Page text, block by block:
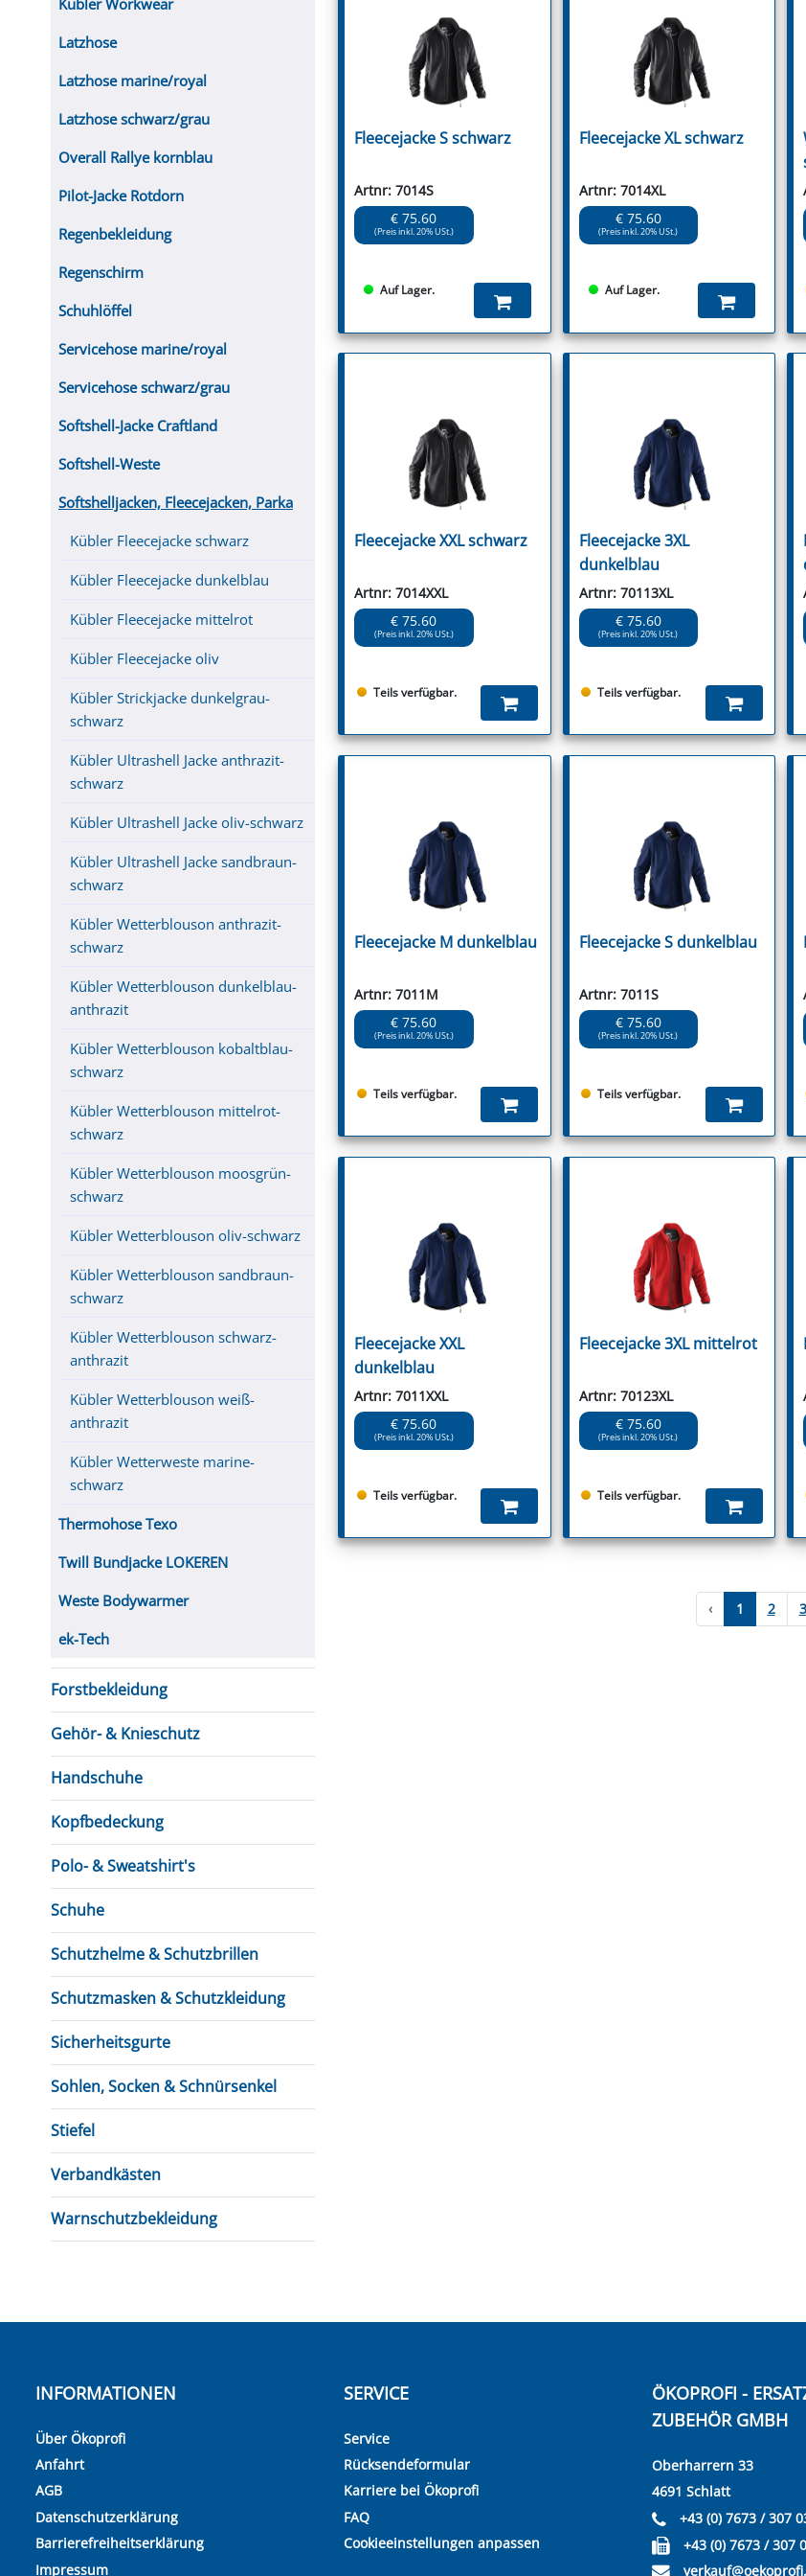
Latzhose
Latzhose marine/royal
Latzhose schwarz/grau
Overall Rallye kornblau
Pilot-Jacke Rotdorn
Regenbekleidung
Regenschirm
Schuhlöffel
Servicehose marine/royal
Servicehose schwarz/grau
Softshell-Jacke Craftland
Softshell-Weste
Softshelljacken, Fleecejacken, Parka
Kübler Fleecejacke schwarz
Kübler Fleecejacke dunkelblau
Kübler Fleecejacke mittelrot
Kübler Fleecejacke oliv
Kübler Strickjacke dunkelgrau-
schwarz
Kübler Ultrashell Jacke anthrazit-
schwarz
Kübler Ultrashell Jacke oliv-schwarz
Kübler Ultrashell Jacke sandbraun-
schwarz
Kübler Wetterblouson anthrazit-
schwarz
Kübler Wetterblouson dunkelblau-
anthrazit
Kübler Wetterblouson kobaltblau-
schwarz
Kübler Wetterblouson mittelrot-
schwarz
Kübler Wetterblouson moosgrün-
schwarz
Kübler Wetterblouson oliv-schwarz
Kübler Wetterblouson sandbraun-
schwarz
Kübler Wetterblouson schwarz-
anthrazit
Kübler Wetterblouson weiß-
anthrazit
Kübler Wetterweste marine-
schwarz
Thermohose Texo
Twill Bundjacke LOKEREN
Weste Bodywarmer
ek-Tech
Forstbekleidung
Gehör- & Knieschutz
Handschuhe
Kopfbedeckung
Polo- & Sweatshirt's
Schuhe
Schutzhelme & Schutzbrillen
Schutzmasken & Schutzkleidung
Sicherheitsgurte
Sohlen, Socken & Schnürsenkel
Stiefel
Verbandkästen
Warnschutzbekleidung
Fleecejacke S schwarz
Artnr: 7014S
€ 75.60
(Preis inkl. 20% USt.)
Auf Lager.
Fleecejacke XL schwarz
Artnr: 7014XL
€ 75.60
(Preis inkl. 20% USt.)
Auf Lager.
Fleecejacke XXL schwarz
Artnr: 7014XXL
€ 75.60
(Preis inkl. 20% USt.)
Teils verfügbar.
Fleecejacke 3XL
dunkelblau
Artnr: 70113XL
€ 75.60
(Preis inkl. 20% USt.)
Teils verfügbar.
Fleecejacke M dunkelblau
Artnr: 7011M
€ 75.60
(Preis inkl. 20% USt.)
Teils verfügbar.
Fleecejacke S dunkelblau
Artnr: 7011S
€ 75.60
(Preis inkl. 20% USt.)
Teils verfügbar.
Fleecejacke XXL
dunkelblau
Artnr: 7011XXL
€ 75.60
(Preis inkl. 20% USt.)
Teils verfügbar.
Fleecejacke 3XL mittelrot
Artnr: 70123XL
€ 75.60
(Preis inkl. 20% USt.)
Teils verfügbar.
‹ 1 2 3
INFORMATIONEN
Über Ökoprofi
Anfahrt
AGB
Datenschutzerklärung
Barrierefreiheitserklärung
Impressum
SERVICE
Service
Rücksendeformular
Karriere bei Ökoprofi
FAQ
Cookieeinstellungen anpassen
ÖKOPROFI -
ZUBEHÖR GMBH
Oberharrern 33
4691 Schlatt
+43 (0) 7673 / 307
+43 (0) 7673 / 307